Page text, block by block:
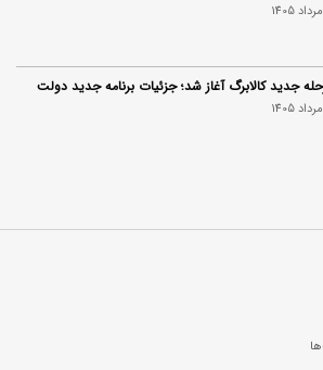
جدید کالابرگ آغاز شد؛ جزئیات برنامه جدید دولت